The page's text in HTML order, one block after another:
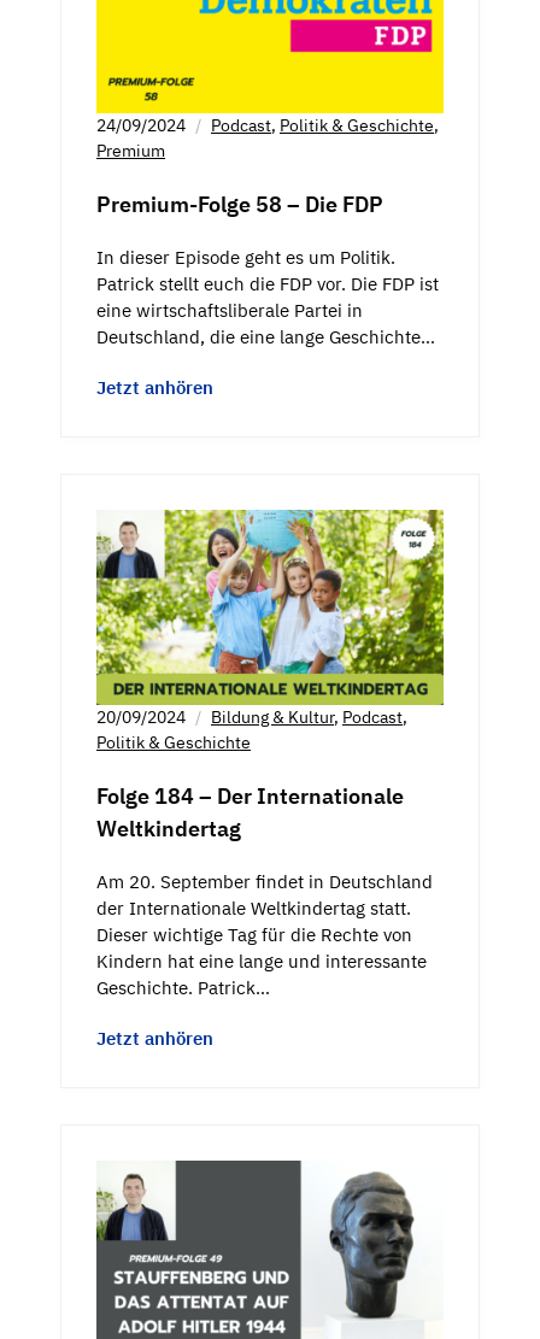
24/09/2024 Podcast, Politik & Geschichte,
Premium
Premium-Folge 58 – Die FDP
In dieser Episode geht es um Politik.
Patrick stellt euch die FDP vor. Die FDP ist
eine wirtschaftsliberale Partei in
Deutschland, die eine lange Geschichte…
Jetzt anhören
20/09/2024 Bildung & Kultur, Podcast,
Politik & Geschichte
Folge 184 – Der Internationale
Weltkindertag
Am 20. September findet in Deutschland
der Internationale Weltkindertag statt.
Dieser wichtige Tag für die Rechte von
Kindern hat eine lange und interessante
Geschichte. Patrick…
Jetzt anhören